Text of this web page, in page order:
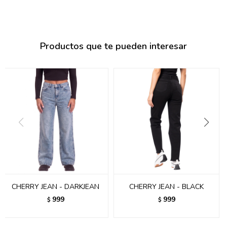
Productos que te pueden interesar
CHERRY JEAN - DARKJEAN
$ 999
CHERRY JEAN - BLACK
$ 999
097080133
096433997
095101509
097541983
094841050
095660015
097053671